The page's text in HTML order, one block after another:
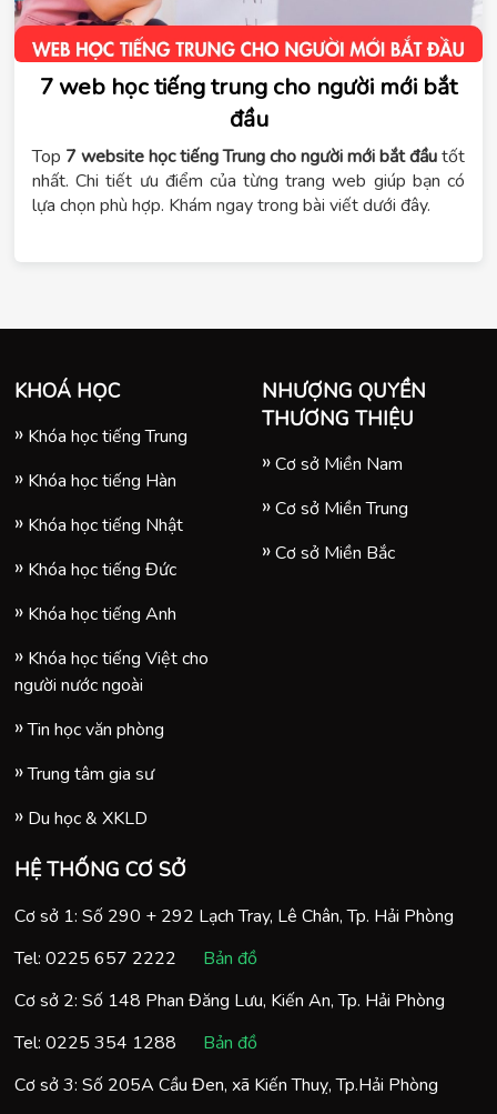
7 web học tiếng trung cho người mới bắt
đầu
Top 7 website học tiếng Trung cho người mới bắt đầutốt
nhất. Chi tiết ưu điểm của từng trang web giúp bạn có
lựa chọn phù hợp. Khám ngay trong bài viết dưới đây.
KHOÁ HỌC
Khóa học tiếng Trung
Khóa học tiếng Hàn
Khóa học tiếng Nhật
Khóa học tiếng Đức
Khóa học tiếng Anh
Khóa học tiếng Việt cho
người nước ngoài
Tin học văn phòng
Trung tâm gia sư
Du học & XKLD
NHƯỢNG QUYỀN
THƯƠNG THIỆU
Cơ sở Miền Nam
Cơ sở Miền Trung
Cơ sở Miền Bắc
HỆ THỐNG CƠ SỞ
Cơ sở 1: Số 290 + 292 Lạch Tray, Lê Chân, Tp. Hải Phòng
Tel: 0225 657 2222
Bản đồ
Cơ sở 2: Số 148 Phan Đăng Lưu, Kiến An, Tp. Hải Phòng
Tel: 0225 354 1288
Bản đồ
Cơ sở 3: Số 205A Cầu Đen, xã Kiến Thuỵ, Tp.Hải Phòng